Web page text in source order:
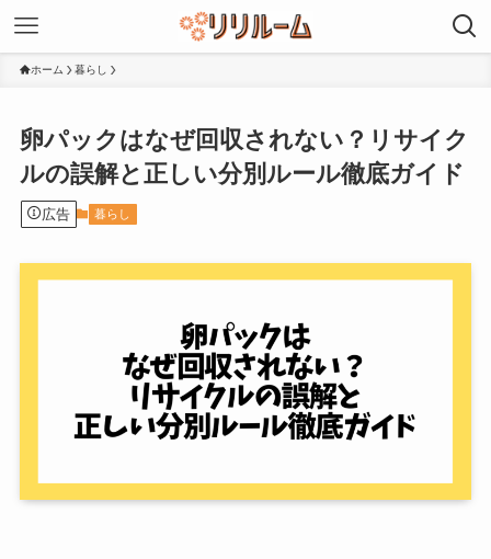
ホーム 暮らし
卵パックはなぜ回収されない？リサイク
ルの誤解と正しい分別ルール徹底ガイド
広告 暮らし